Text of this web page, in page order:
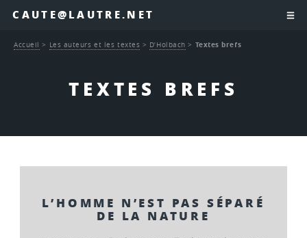
CAUTE@LAUTRE.NET
TEXTES BREFS
Accueil > Les auteurs et les textes > D’Holbach > Textes brefs
L’HOMME N’EST PAS SÉPARÉ
DE LA NATURE